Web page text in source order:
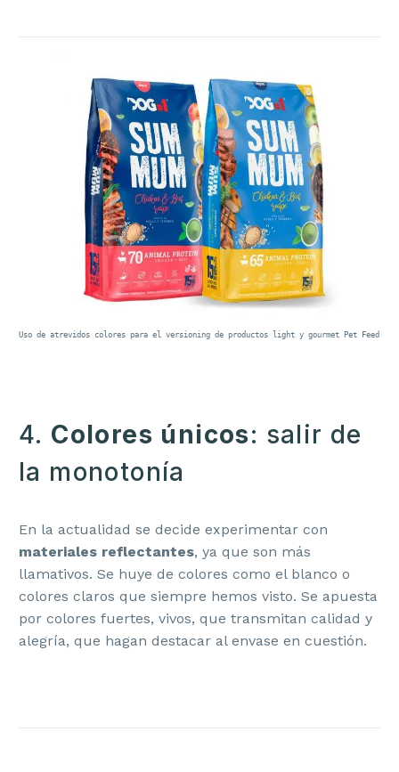
Uso de atrevidos colores para el versioning de productos light y gourmet Pet Feed
4. Colores únicos: salir de
la monotonía
En la actualidad se decide experimentar con
materiales reflectantes, ya que son más
llamativos. Se huye de colores como el blanco o
colores claros que siempre hemos visto. Se apuesta
por colores fuertes, vivos, que transmitan calidad y
alegría, que hagan destacar al envase en cuestión.